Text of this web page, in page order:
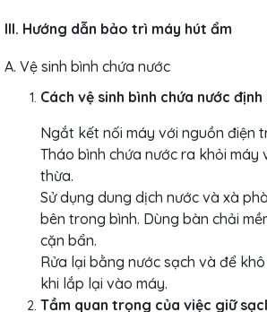
III. Hướng dẫn bảo trì máy hút ẩm
A. Vệ sinh bình chứa nước
Cách vệ sinh bình chứa nước định
Ngắt kết nối máy với nguồn điện
Tháo bình chứa nước ra khỏi máy
thừa.
Sử dụng dung dịch nước và xà
bên trong bình. Dùng bàn chải
cặn bẩn.
Rửa lại bằng nước sạch và để
khi lắp lại vào máy.
Tầm quan trọng của việc giữ